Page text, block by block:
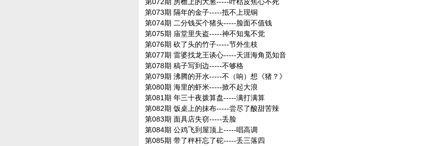
第073期 隔年的金子-----抵不上现铜
第074期 二分钱买个猪头-----脸面不值钱
第075期 庙堂里失盗-----神不知鬼不觉
第076期 砍了头的竹子-----节外生枝
第077期 雷婆找龙王谈心-----天涯海角觅知音
第078期 稿子写到边-----不够格
第079期 沸腾的开水-----不（响）想《猪？》
第080期 海里的虾米-----掀不起大浪
第081期 年三十夜拨算盘-----满打满算
第082期 饭桌上的抹布-----尝尽了酸甜苦辣
第083期 面具店失窃-----丢脸
第084期 公鸡飞到屋顶上-----唱高调
第085期 带了秤杆忘了砣-----丢三落四